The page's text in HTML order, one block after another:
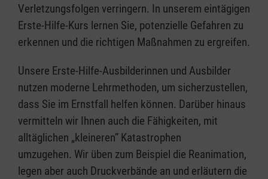
Verletzungsfolgen verringern. In unserem eintägigen
Erste-Hilfe-Kurs lernen Sie, potenzielle Gefahren zu
erkennen und die richtigen Maßnahmen zu ergreifen.
Unsere Erste-Hilfe-Ausbilderinnen und Ausbilder
nutzen moderne Lehrmethoden, um sicherzustellen,
dass Sie im Ernstfall helfen können. Darüber hinaus
vermitteln wir Ihnen auch die Fähigkeiten, mit
alltäglichen „kleineren” Katastrophen
umzugehen. Wir üben zum Beispiel die Reanimation,
legen aber auch Druckverbände an und erläutern die